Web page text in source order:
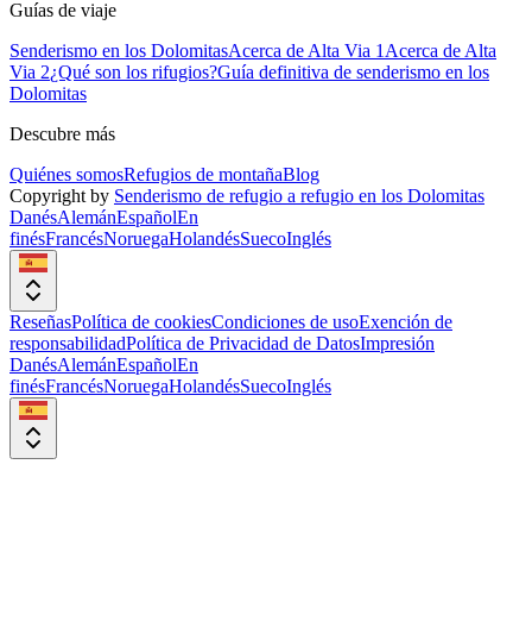
Guías de viaje
Senderismo en los DolomitasAcerca de Alta Via 1Acerca de Alta
Via 2¿Qué son los rifugios?Guía definitiva de senderismo en los
Dolomitas
Descubre más
Quiénes somosRefugios de montañaBlog
Copyright by Senderismo de refugio a refugio en los Dolomitas
DanésAlemánEspañolEn
finésFrancésNoruegaHolandésSuecoInglés
ReseñasPolítica de cookiesCondiciones de usoExención de
responsabilidadPolítica de Privacidad de DatosImpresión
DanésAlemánEspañolEn
finésFrancésNoruegaHolandésSuecoInglés